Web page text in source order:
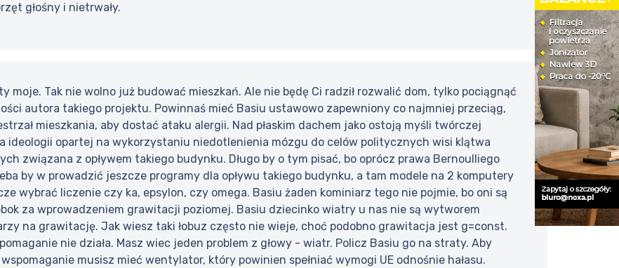
głośny i nietrwały.
moje. Tak nie wolno już budować mieszkań. Ale nie będę Ci radził rozwalić dom, tylko pociągnąć
autora takiego projektu. Powinnaś mieć Basiu ustawowo zapewniony co najmniej przeciąg,
mieszkania, aby dostać ataku alergii. Nad płaskim dachem jako ostoją myśli twórczej
ideologii opartej na wykorzystaniu niedotlenienia mózgu do celów politycznych wisi klątwa
związana z opływem takiego budynku. Długo by o tym pisać, bo oprócz prawa Bernoulliego
by w prowadzić jeszcze programy dla opływu takiego budynku, a tam modele na 2 komputery
wybrać liczenie czy ka, epsylon, czy omega. Basiu żaden kominiarz tego nie pojmie, bo oni są
za wprowadzeniem grawitacji poziomej. Basiu dziecinko wiatry u nas nie są wytworem
na grawitację. Jak wiesz taki łobuz często nie wieje, choć podobno grawitacja jest g=const.
nie działa. Masz wiec jeden problem z głowy - wiatr. Policz Basiu go na straty. Aby
musisz mieć wentylator, który powinien spełniać wymogi UE odnośnie hałasu.